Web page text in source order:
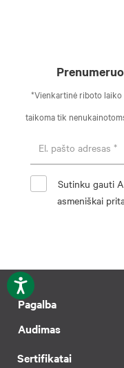
*Vienkartinė riboto laiko
taikoma tik
Sutinku gauti
asmeniškai
Pagalba
Audimas
Sertifikatai